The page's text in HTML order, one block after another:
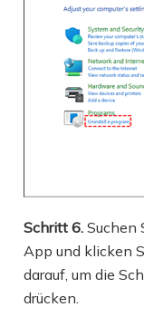
Schritt 6.Suchen
App und klicken
darauf, um die
drücken.